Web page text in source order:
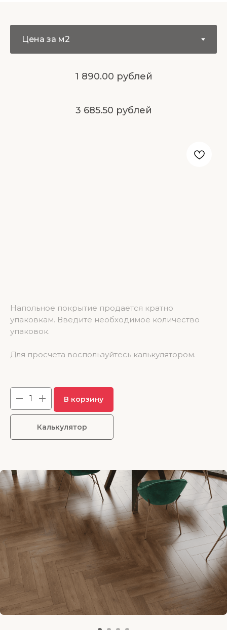
1 890.00 рублей
3 685.50 рублей
Напольное покрытие продается кратно
упаковкам. Введите необходимое количество
упаковок.
Для просчета воспользуйтесь калькулятором.
В корзину
Калькулятор